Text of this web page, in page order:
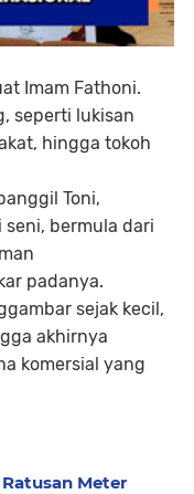
Imam Fathoni.
seperti lukisan
hingga tokoh
Toni,
bermula dari
padanya.
sejak kecil,
akhirnya
komersial yang
Meter